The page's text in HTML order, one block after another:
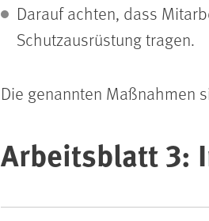
Darauf achten, dass
Schutzausrüstung tragen.
Die genannten Maßnahmen
Arbeitsblatt 3: